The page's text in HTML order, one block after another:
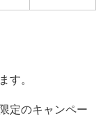
す。
定のキャンペー